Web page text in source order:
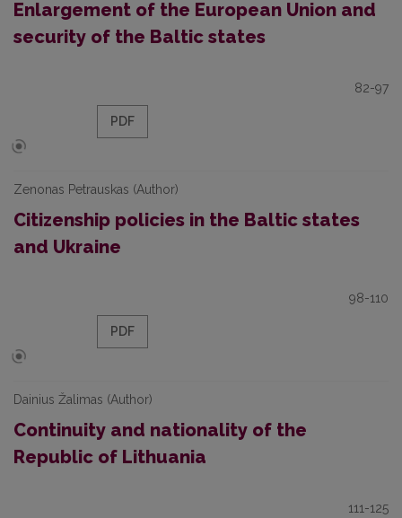
Enlargement of the European Union and
security of the Baltic states
82-97
PDF
Zenonas Petrauskas (Author)
Citizenship policies in the Baltic states
and Ukraine
98-110
PDF
Dainius Žalimas (Author)
Continuity and nationality of the
Republic of Lithuania
111-125